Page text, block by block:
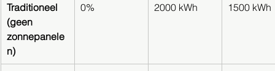
Traditioneel
(geen
zonnepanele
n)
0% 2000 kWh 1500 kWh